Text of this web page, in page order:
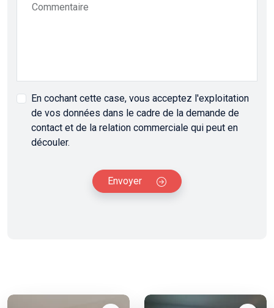
Commentaire
En cochant cette case, vous acceptez l'exploitation
de vos données dans le cadre de la demande de
contact et de la relation commerciale qui peut en
découler.
Envoyer